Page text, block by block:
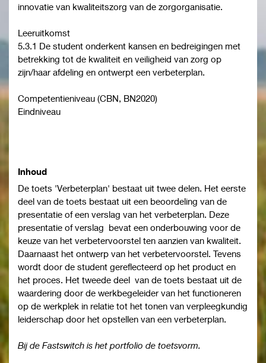
innovatie van kwaliteitszorg van de zorgorganisatie.
Leeruitkomst
5.3.1 De student onderkent kansen en bedreigingen met
betrekking tot de kwaliteit en veiligheid van zorg op
zijn/haar afdeling en ontwerpt een verbeterplan.
Competentieniveau (CBN, BN2020)
Eindniveau
Inhoud
De toets 'Verbeterplan' bestaat uit twee delen. Het eerste
deel van de toets bestaat uit een beoordeling van de
presentatie of een verslag van het verbeterplan. Deze
presentatie of verslag bevat een onderbouwing voor de
keuze van het verbetervoorstel ten aanzien van kwaliteit.
Daarnaast het ontwerp van het verbetervoorstel. Tevens
wordt door de student gereflecteerd op het product en
het proces. Het tweede deel van de toets bestaat uit de
waardering door de werkbegeleider van het functioneren
op de werkplek in relatie tot het tonen van verpleegkundig
leiderschap door het opstellen van een verbeterplan.
Bij de Fastswitch is het portfolio de toetsvorm.